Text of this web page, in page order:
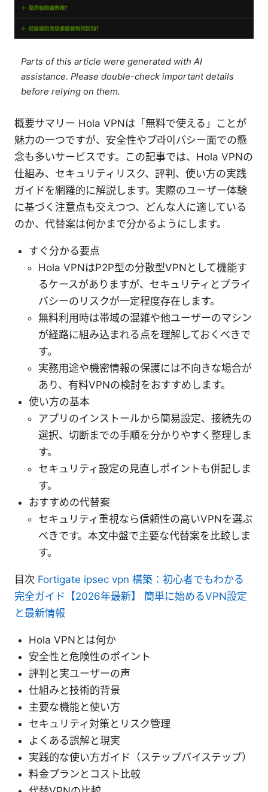
Parts of this article were generated with AI
assistance. Please double-check important details
before relying on them.
概要サマリー Hola VPNは「無料で使える」ことが
魅力の一つですが、安全性やプ라이バシー面での懸
念も多いサービスです。この記事では、Hola VPNの
仕組み、セキュリティリスク、評判、使い方の実践
ガイドを網羅的に解説します。実際のユーザー体験
に基づく注意点も交えつつ、どんな人に適している
のか、代替案は何かまで分かるようにします。
すぐ分かる要点
Hola VPNはP2P型の分散型VPNとして機能す
るケースがありますが、セキュリティとプライ
バシーのリスクが一定程度存在します。
無料利用時は帯域の混雑や他ユーザーのマシン
が経路に組み込まれる点を理解しておくべきで
す。
実務用途や機密情報の保護には不向きな場合が
あり、有料VPNの検討をおすすめします。
使い方の基本
アプリのインストールから簡易設定、接続先の
選択、切断までの手順を分かりやすく整理しま
す。
セキュリティ設定の見直しポイントも併記しま
す。
おすすめの代替案
セキュリティ重視なら信頼性の高いVPNを選ぶ
べきです。本文中盤で主要な代替案を比較しま
す。
目次 Fortigate ipsec vpn 構築：初心者でもわかる
完全ガイド【2026年最新】 簡単に始めるVPN設定
と最新情報
Hola VPNとは何か
安全性と危険性のポイント
評判と実ユーザーの声
仕組みと技術的背景
主要な機能と使い方
セキュリティ対策とリスク管理
よくある誤解と現実
実践的な使い方ガイド（ステップバイステップ）
料金プランとコスト比較